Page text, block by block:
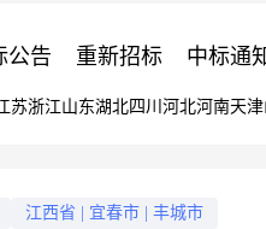
公告 重新招标 中标通
苏浙江山东湖北四川 河北河南天津
江西省 宜春市 丰城市